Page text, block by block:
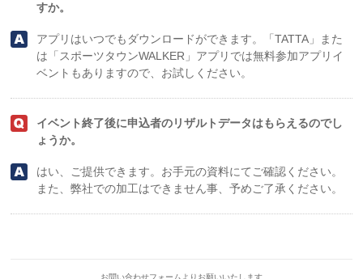
すか。
アプリはいつでもダウンロードができます。「TATTA」また
は「スポーツタウンWALKER」アプリでは無料参加アプリイ
ベントもありますので、お試しください。
イベント終了後に申込者のリザルトデータはもらえるのでし
ょうか。
はい、ご提供できます。お手元の資料にてご確認ください。
また、弊社での加工はできません事、予めご了承ください。
お問い合わせフォームよりお願いいたします